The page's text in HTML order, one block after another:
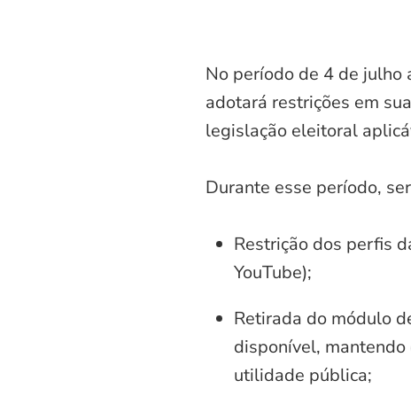
No período de 4 de julho
adotará restrições em
legislação eleitoral
Durante esse período,
Restrição dos perfis
YouTube);
Retirada do módulo
disponível, mantendo
utilidade pública;